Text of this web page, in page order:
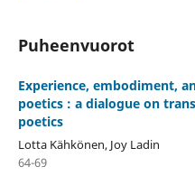
Puheenvuorot
Experience, embodiment,
poetics : a dialogue on trans
poetics
Lotta Kähkönen, Joy Ladin
64-69